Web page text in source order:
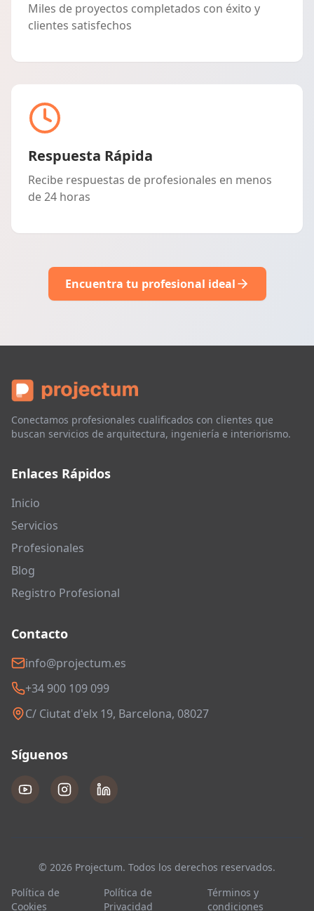
Miles de proyectos completados con éxito y
clientes satisfechos
Respuesta Rápida
Recibe respuestas de profesionales en menos
de 24 horas
Encuentra tu profesional ideal
Conectamos profesionales cualificados con clientes que
buscan servicios de arquitectura, ingeniería e interiorismo.
Enlaces Rápidos
Inicio
Servicios
Profesionales
Blog
Registro Profesional
Contacto
info@projectum.es
+34 900 109 099
C/ Ciutat d'elx 19, Barcelona, 08027
Síguenos
© 2026 Projectum. Todos los derechos reservados.
Política de
Cookies
Política de
Privacidad
Términos y
condiciones